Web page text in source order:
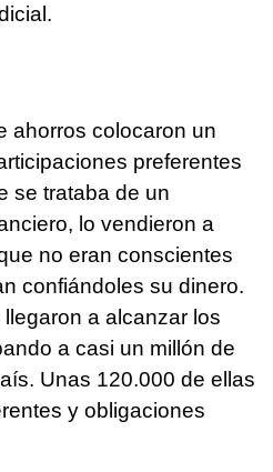
ahorros colocaron un
preferentes
se trataba de un
lo vendieron a
no eran conscientes
confiándoles su dinero.
a alcanzar los
a casi un millón de
Unas 120.000 de ellas
y obligaciones